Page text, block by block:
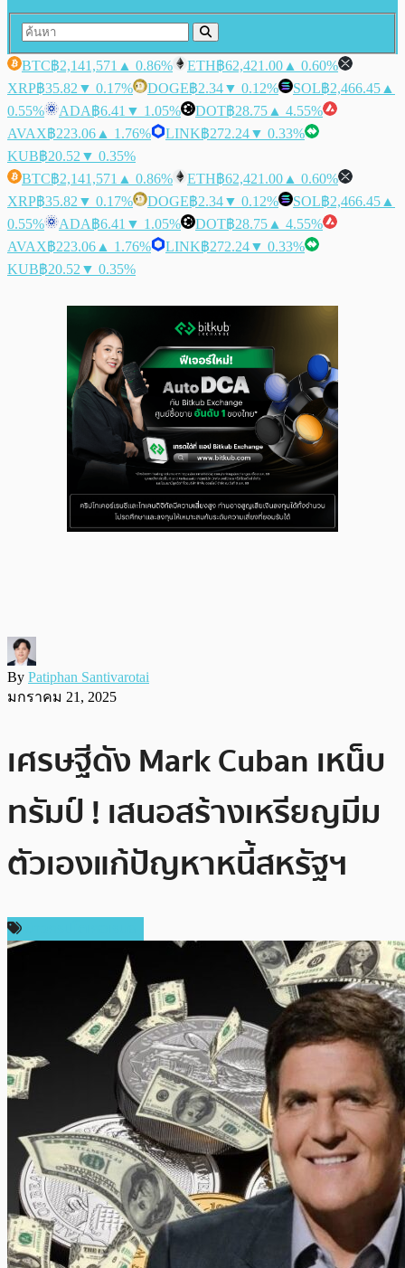
BTC฿2,141,571 ▲ 0.86% ETH฿62,421.00 ▲ 0.60%
XRP฿35.82 ▼ 0.17% DOGE฿2.34▼ 0.12% SOL฿2,466.45 ▲
0.55%
ADA฿6.41 ▼ 1.05% DOT฿28.75 ▲ 4.55%
AVAX฿223.06 ▲ 1.76% LINK฿272.24▼ 0.33%
KUB฿20.52 ▼ 0.35%
BTC฿2,141,571 ▲ 0.86% ETH฿62,421.00 ▲ 0.60%
XRP฿35.82 ▼ 0.17% DOGE฿2.34▼ 0.12% SOL฿2,466.45 ▲
0.55%
ADA฿6.41 ▼ 1.05% DOT฿28.75 ▲ 4.55%
AVAX฿223.06 ▲ 1.76% LINK฿272.24▼ 0.33%
KUB฿20.52 ▼ 0.35%
By Patiphan Santivarotai
มกราคม 21, 2025
เศรษฐีดัง Mark Cuban เหน็บ
ทรัมป์ ! เสนอสร้างเหรียญมีม
ตัวเองแก้ปัญหาหนี้สหรัฐฯ